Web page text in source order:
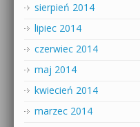
sierpień 2014
lipiec 2014
czerwiec 2014
maj 2014
kwiecień 2014
marzec 2014